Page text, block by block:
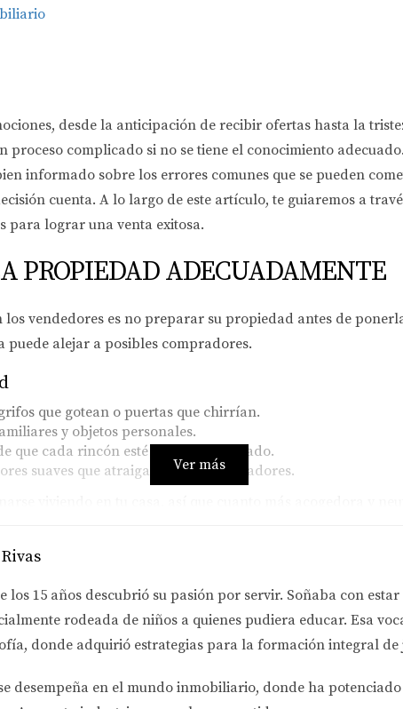
desde la anticipación de recibir ofertas hasta la
proceso complicado si no se tiene el conocimiento
informado sobre los errores comunes que se pueden
cuenta. A lo largo de este artículo, te guiaremos a
para lograr una venta exitosa.
PROPIEDAD ADECUADAMENTE
los vendedores es no preparar su propiedad antes de
puede alejar a posibles compradores.
que gotean o puertas que chirrían.
y objetos personales.
que cada rincón esté limpio y ordenado.
suaves que atraigan a más compradores.
INCORRECTO
a compradores interesados. Un precio demasiado alto
que un precio demasiado bajo puede significar
Conoce los precios de casas vendidas recientemente.
Ver más
los 15 años descubrió su pasión por servir. Soñaba con
rodeada de niños a quienes pudiera educar. Esa
, donde adquirió estrategias para la formación integral de
desempeña en el mundo inmobiliario, donde ha